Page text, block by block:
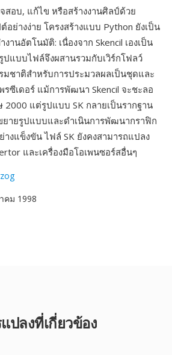
สอบ, แก้ไข หรือสร้างงานศิลป์ด้วย
ย่างง่าย โครงสร้างแบบ Python ยังเป็น
านอัตโนมัติ: เนื่องจาก Skencil เองเป็น
แบบไฟล์จึงผสานรวมกับเวิร์กโฟลว์
มชาติสำหรับการประมวลผลเป็นชุดและ
รซีเดอร์ แม้การพัฒนา Skencil จะชะลอ
2000 แต่รูปแบบ SK กลายเป็นรากฐาน
ยายรูปแบบและดำเนินการพัฒนากราฟิก
างแข็งขัน ไฟล์ SK ยังคงสามารถแปลง
และเครื่องมือโอเพนซอร์สอื่นๆ
คม 1998
ปลงที่เกี่ยวข้อง